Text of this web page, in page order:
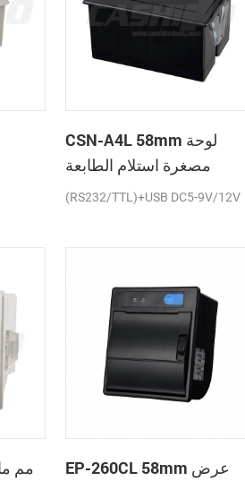
CSN-A4L 58mm لوحة
مصغرة استلام الطابعة
الحرارية
(RS232/TTL)+USB DC5-9V/12V
EP-260CL 58mm عرض